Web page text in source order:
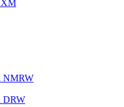
ХМ
NMRW
DRW